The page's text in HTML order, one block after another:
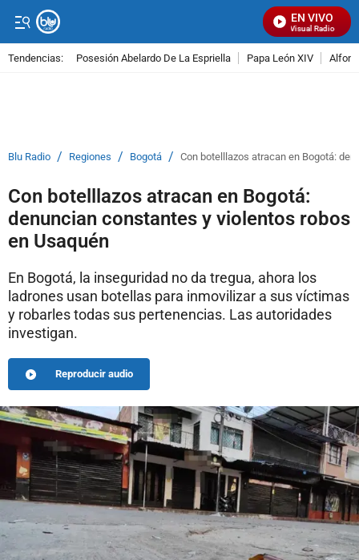
EN VIVO
Señal Visual Radio
Tendencias: Posesión Abelardo De La Espriella Papa León XIV
Blu Radio / Regiones / Bogotá / Con botelllazos atracan en Bogotá:
Con botelllazos atracan en Bogotá:
denuncian constantes y violentos robos
en Usaquén
En Bogotá, la inseguridad no da tregua, ahora los
ladrones usan botellas para inmovilizar a sus víctimas
y robarles todas sus pertenencias. Las autoridades
investigan.
Reproducir audio